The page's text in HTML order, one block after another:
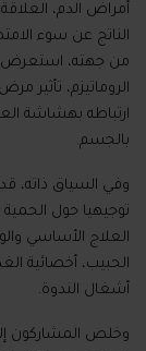
أمراض الدم،
الناتج عن سوء
من جهته، استعرض
الروماتيزم، تأثير
ارتباطه بهشاشة
بالجسم.
وفي السياق ذاته،
توجيهيا حول الحمية
العلاج الأساسي
الحبيب، أخصائية
أشغال الندوة.
وخلص المشاركون